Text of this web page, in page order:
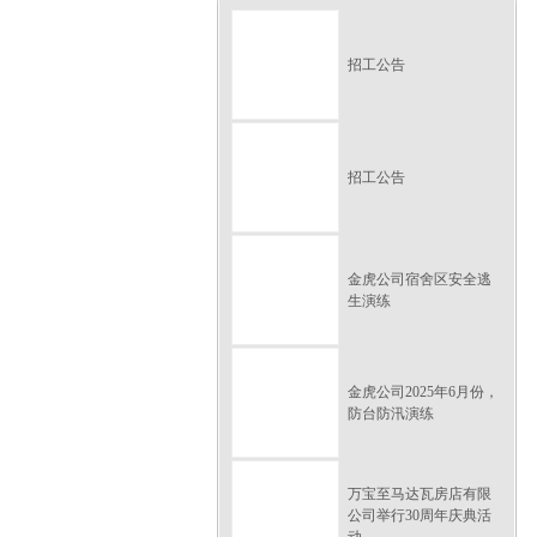
招工公告
招工公告
金虎公司宿舍区安全逃
生演练
金虎公司2025年6月份，
防台防汛演练
万宝至马达瓦房店有限
公司举行30周年庆典活